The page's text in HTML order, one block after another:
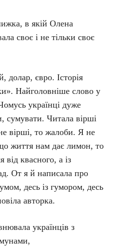
в якій Олена
своє і не тільки своє
долар, євро. Історія
Найголовніше слово у
українці дуже
сумувати. Читала вірші
вірші, то жалоби. Я не
життя нам дає лимон, то
від квасного, а із
От я й написала про
десь із гумором, десь
авторка.
українців з